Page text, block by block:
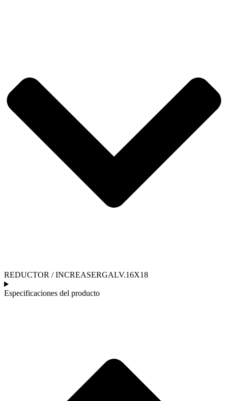
REDUCTOR / INCREASERGALV.16X18
Especificaciones del producto